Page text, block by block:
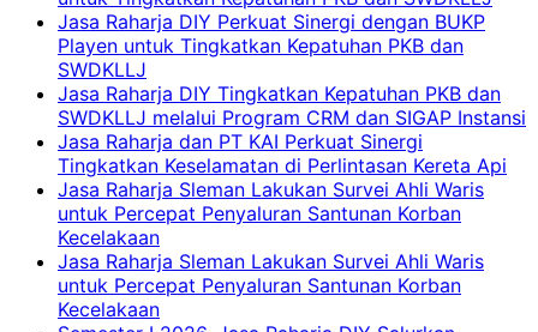
Jasa Raharja DIY Perkuat Sinergi dengan BUKP
Playen untuk Tingkatkan Kepatuhan PKB dan
SWDKLLJ
Jasa Raharja DIY Tingkatkan Kepatuhan PKB dan
SWDKLLJ melalui Program CRM dan SIGAP Instansi
Jasa Raharja dan PT KAI Perkuat Sinergi
Tingkatkan Keselamatan di Perlintasan Kereta Api
Jasa Raharja Sleman Lakukan Survei Ahli Waris
untuk Percepat Penyaluran Santunan Korban
Kecelakaan
Jasa Raharja Sleman Lakukan Survei Ahli Waris
untuk Percepat Penyaluran Santunan Korban
Kecelakaan